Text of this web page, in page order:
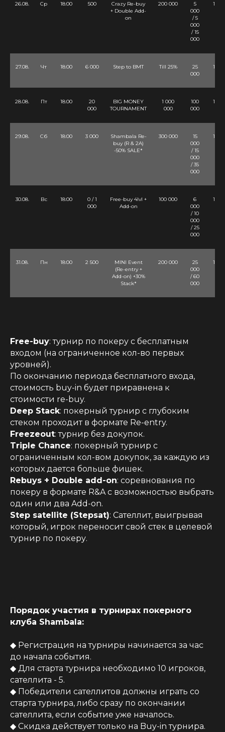
26.08. Ср 18:00 500
Crazy Re-buy
+ Double Add-
on
200 000
5
000
/ 5
000
/ 15
000
12
27.08. Чт 18:00 6 000 Step to BMT Till 25%
25
000
10
28.08. Пт 18:00
20
000
BIG MONEY
TOURNAMENT
1 000
000
100
000
12
29.08. Сб 18:00 3 000
Shambala Re-
buy (R & 2A)
-50% SALE*
300 000
15
000
/ 15
000
/ 35
000
10
30.08. Вс 18:00
0 / 1
000
Free-buy 4lvl +
Add-on
100 000
6
000
/ 10
000
/ 25
000
10
31.08. Пн 18:00 2 500
MINI Event
(Re-entry +
Add-on) +30%
Stack*
200 000
25
000
/ 60
000
10
Free-buy: турнир по покеру с бесплатным
входом (на ограниченное кол-во первых
уровней).
По окончанию периода бесплатного входа,
стоимость buy-in будет приравнена к
стоимости re-buy.
Deep Stack: покерный турнир с глубоким
стеком проходит в формате Re-entry.
Freezeout: турнир без докупок.
Triple Chance: покерный турнир с
ограниченным кол-вом докупок, за каждую из
которых дается больше фишек.
Rebuys + Double add-on: соревнования по
покеру в формате R&A с возможностью выбрать
один или два Add-on.
Step satellite (Stepsat): Сателлит, выигрывая
который, игрок переносит свой стек в целевой
турнир по покеру.
Порядок участия в турнирах покерного
клуба Shambala:
◆ Регистрация на турниры начинается за час
до начала события.
◆ Для старта турнира необходимо 10 игроков,
сателлита - 5.
◆ Победители сателлитов должны играть со
старта турнира, либо сразу по окончании
сателлита, если событие уже началось.
◆ Скидка действует только на Buy-in турнира.